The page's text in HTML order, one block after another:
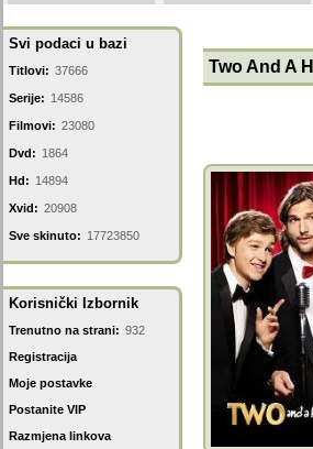
Svi podaci u bazi
Titlovi: 37666
Serije: 14586
Filmovi: 23080
Dvd: 1864
Hd: 14894
Xvid: 20908
Sve skinuto: 17723850
Korisnički Izbornik
Trenutno na strani: 932
Registracija
Moje postavke
Postanite VIP
Razmjena linkova
Two And A